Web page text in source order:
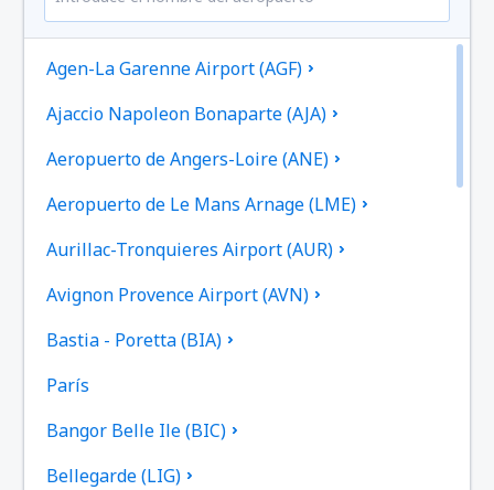
Agen-La Garenne Airport (AGF)
Ajaccio Napoleon Bonaparte (AJA)
Aeropuerto de Angers-Loire (ANE)
Aeropuerto de Le Mans Arnage (LME)
Aurillac-Tronquieres Airport (AUR)
Avignon Provence Airport (AVN)
Bastia - Poretta (BIA)
París
Bangor Belle Ile (BIC)
Bellegarde (LIG)